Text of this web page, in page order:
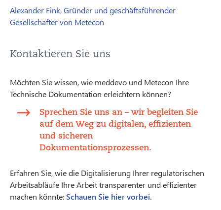
Alexander Fink, Gründer und geschäftsführender
Gesellschafter von Metecon
Kontaktieren Sie uns
Möchten Sie wissen, wie meddevo und Metecon Ihre
Technische Dokumentation erleichtern können?
Sprechen Sie uns an – wir begleiten Sie
auf dem Weg zu digitalen, effizienten
und sicheren
Dokumentationsprozessen.
Erfahren Sie, wie die Digitalisierung Ihrer regulatorischen
Arbeitsabläufe Ihre Arbeit transparenter und effizienter
machen könnte:Schauen Sie hier vorbei.